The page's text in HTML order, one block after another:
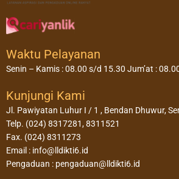
Waktu Pelayanan
Senin – Kamis : 08.00 s/d 15.30 Jum’at :
Kunjungi Kami
Jl. Pawiyatan Luhur I / 1 , Bendan Dhuwur,
Telp. (024) 8317281, 8311521
Fax. (024) 8311273
Email : info@lldikti6.id
Pengaduan : pengaduan@lldikti6.id